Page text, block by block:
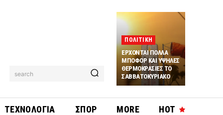
search
ΠΟΛΙΤΙΚΗ
ΕΡΧΟΝΤΑΙ ΠΟΛΛΑ
ΜΠΟΦΟΡ ΚΑΙ ΥΨΗΛΕΣ
ΘΕΡΜΟΚΡΑΣΙΕΣ ΤΟ
ΣΑΒΒΑΤΟΚΥΡΙΑΚΟ
HOT
ΤΕΧΝΟΛΟΓΙΑ ΣΠΟΡ MORE